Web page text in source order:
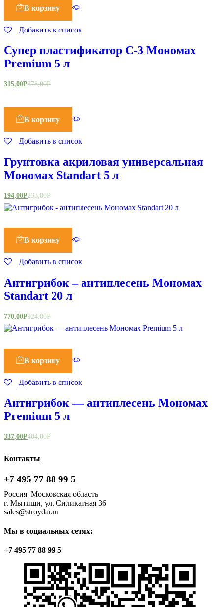
В корзину
Добавить в список
Супер пластификатор С-3 Мономах
Premium 5 л
315,00Р378,00Р
В корзину
Добавить в список
Грунтовка акриловая универсальная
Мономах Standart 5 л
194,00Р233,00Р
В корзину
Добавить в список
Антигрибок – антиплесень Мономах
Standart 20 л
770,00Р924,00Р
В корзину
Добавить в список
Антигрибок — антиплесень Мономах
Premium 5 л
337,00Р404,00Р
Контакты
+7 495 77 88 99 5
Россия. Московская область
г. Мытищи, ул. Силикатная 36
sales@stroydar.ru
Мы в социальных сетях:
+7 495 77 88 99 5